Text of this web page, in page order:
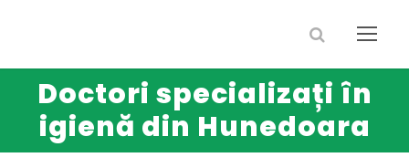
Doctori specializați în
igienă din Hunedoara